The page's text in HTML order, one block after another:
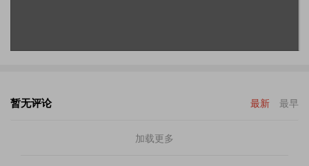
暂无评论 最新 最早
加载更多